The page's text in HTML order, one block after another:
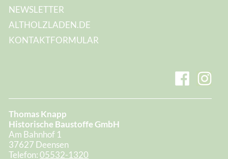
NEWSLETTER
ALTHOLZLADEN.DE
KONTAKTFORMULAR
Thomas Knapp
Historische Baustoffe GmbH
Am Bahnhof 1
37627 Deensen
Telefon:05532-1320